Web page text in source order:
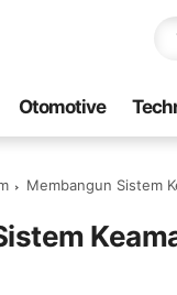
Otomotive
Membangun Sistem